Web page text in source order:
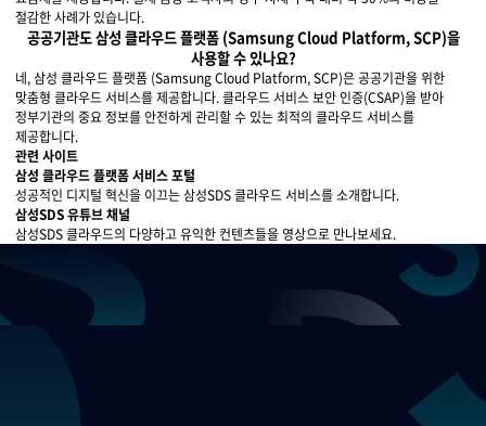
절감한 사례가 있습니다.
공공기관도 삼성 클라우드 플랫폼 (Samsung Cloud Platform, SCP)을
사용할 수 있나요?
네, 삼성 클라우드 플랫폼 (Samsung Cloud Platform, SCP)은 공공기관을 위한
맞춤형 클라우드 서비스를 제공합니다. 클라우드 서비스 보안 인증(CSAP)을 받아
정부기관의 중요 정보를 안전하게 관리할 수 있는 최적의 클라우드 서비스를
제공합니다.
관련 사이트
삼성 클라우드 플랫폼 서비스 포털
성공적인 디지털 혁신을 이끄는 삼성SDS 클라우드 서비스를 소개합니다.
자세히 보기
삼성SDS 유튜브 채널
삼성SDS 클라우드의 다양하고 유익한 컨텐츠들을 영상으로 만나보세요.